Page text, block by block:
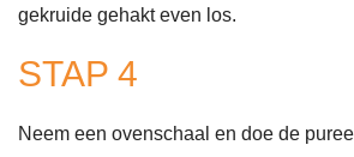
gekruide gehakt even los.
STAP 4
Neem een ovenschaal en doe de